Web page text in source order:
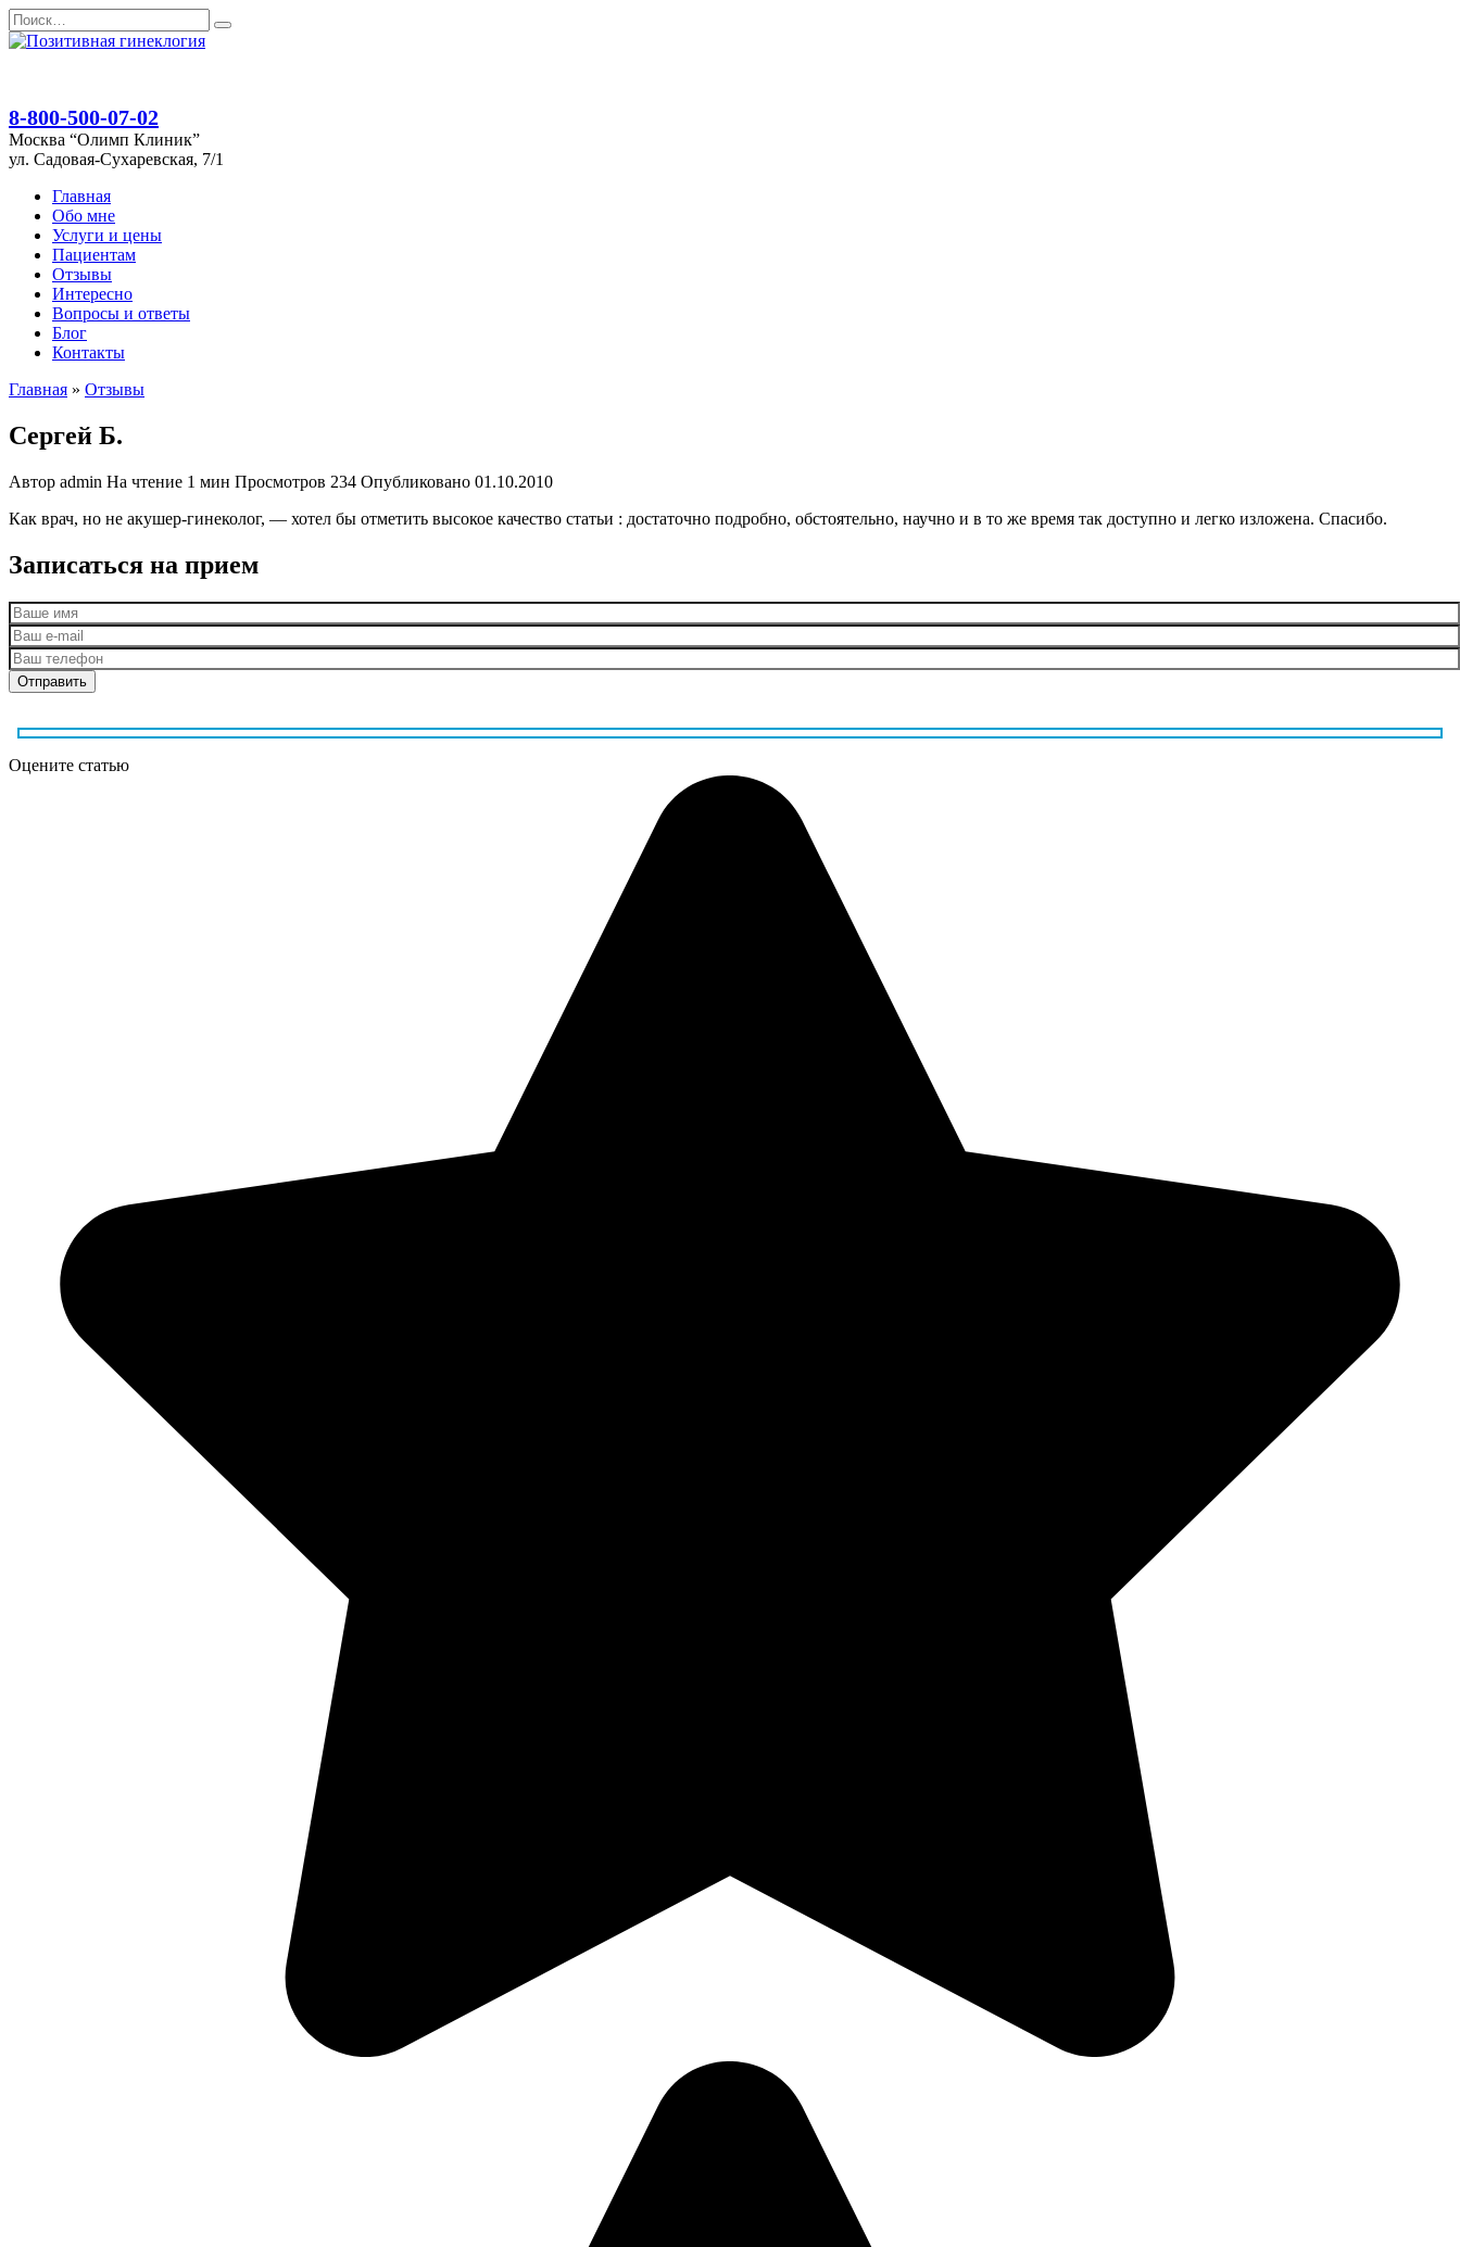
Перейти
к
Search
for:
8-800-500-07-02
Москва “Олимп Клиник”
ул. Садовая-Сухаревская, 7/1
Главная
Обо мне
Услуги и цены
Пациентам
Отзывы
Интересно
Вопросы и ответы
Блог
Контакты
Главная » Отзывы
Сергей Б.
Автор admin На чтение 1 мин Просмотров 234 Опубликовано 01.10.2010
Как врач, но не акушер-гинеколог, — хотел бы отметить высокое качество статьи : достаточно подробно, обстоятельно, научно и в то же время так доступно и легко изложена. Спасибо.
Записаться на прием
Оцените статью